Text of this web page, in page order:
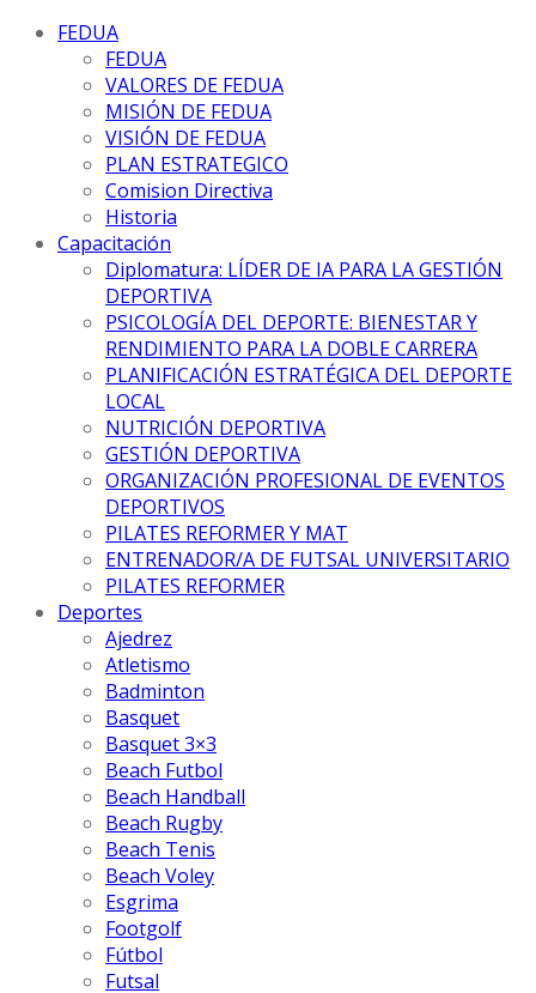
FEDUA
FEDUA
VALORES DE FEDUA
MISIÓN DE FEDUA
VISIÓN DE FEDUA
PLAN ESTRATEGICO
Comision Directiva
Historia
Capacitación
Diplomatura: LÍDER DE IA PARA LA GESTIÓN
DEPORTIVA
PSICOLOGÍA DEL DEPORTE: BIENESTAR Y
RENDIMIENTO PARA LA DOBLE CARRERA
PLANIFICACIÓN ESTRATÉGICA DEL DEPORTE
LOCAL
NUTRICIÓN DEPORTIVA
GESTIÓN DEPORTIVA
ORGANIZACIÓN PROFESIONAL DE EVENTOS
DEPORTIVOS
PILATES REFORMER Y MAT
ENTRENADOR/A DE FUTSAL UNIVERSITARIO
PILATES REFORMER
Deportes
Ajedrez
Atletismo
Badminton
Basquet
Basquet 3×3
Beach Futbol
Beach Handball
Beach Rugby
Beach Tenis
Beach Voley
Esgrima
Footgolf
Fútbol
Futsal